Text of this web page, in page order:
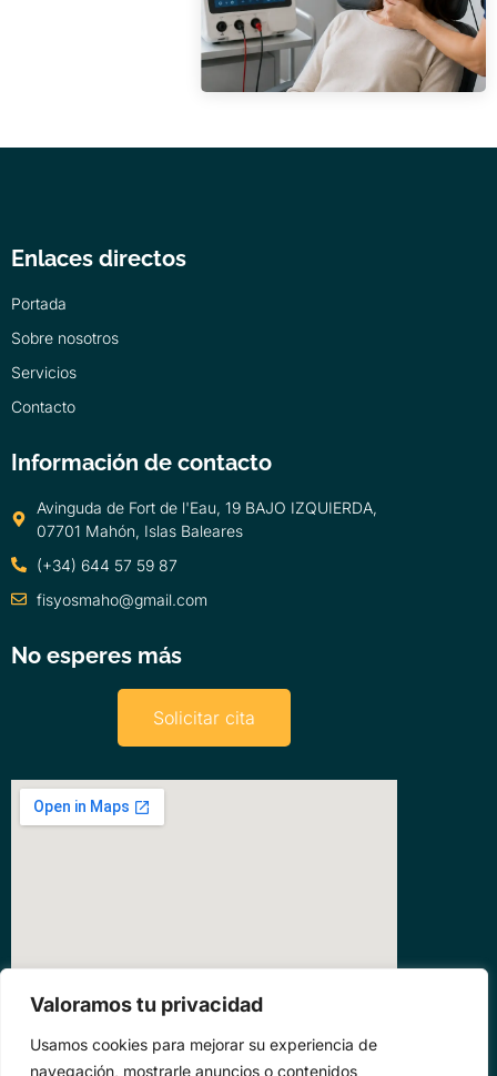
Valoramos tu privacidad
Usamos cookies para mejorar su experiencia de
navegación, mostrarle anuncios o contenidos
Enlaces directos
Portada
Sobre nosotros
Servicios
Contacto
Información de contacto
Avinguda de Fort de l'Eau, 19 BAJO IZQUIERDA,
07701 Mahón, Islas Baleares
(+34) 644 57 59 87
fisyosmaho@gmail.com
No esperes más
Solicitar cita